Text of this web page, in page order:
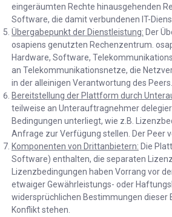
eingeräumten Rechte hinausgehenden
Software, die damit verbundenen IT-
Übergabepunkt der Dienstleistung: Der
osapiens genutzten Rechenzentrum.
Hardware, Software,
an Telekommunikationsnetze, die
in der alleinigen Verantwortung des Peers.
Bereitstellung der Plattform durch
teilweise an Unterauftragnehmer
Bedingungen unterliegt, wie z.B.
Anfrage zur Verfügung stellen. Der Peer
Komponenten von Drittanbietern: Die
Software) enthalten, die separaten
Lizenzbedingungen haben Vorrang vor
etwaiger Gewährleistungs- oder
widersprüchlichen Bestimmungen dieser
Konflikt stehen.